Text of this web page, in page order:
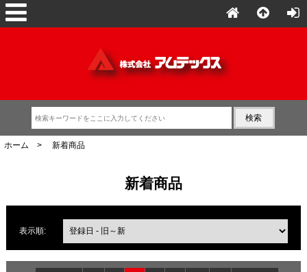
ホーム > 新着商品
新着商品
表示順: